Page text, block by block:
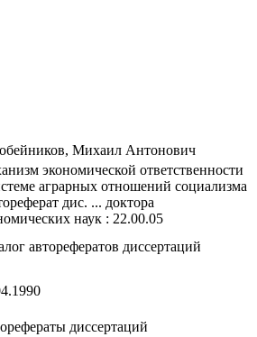
Михаил Антонович
экономической ответственности
аграрных отношений социализма
дис. ... доктора
наук : 22.00.05
авторефератов диссертаций
диссертаций